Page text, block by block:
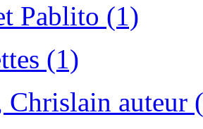
Pablito (1)
(1)
Chrislain auteur